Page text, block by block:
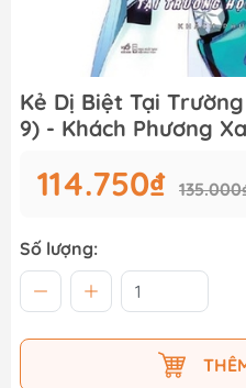
Kẻ Dị Biệt Tại
9) - Khách Phương
114.750₫
Số lượng: